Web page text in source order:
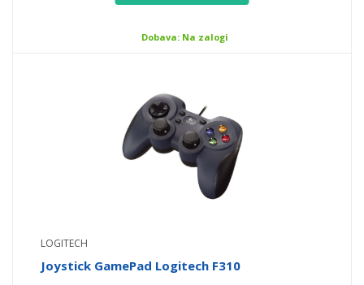
Dobava: Na zalogi
LOGITECH
Joystick GamePad Logitech F310